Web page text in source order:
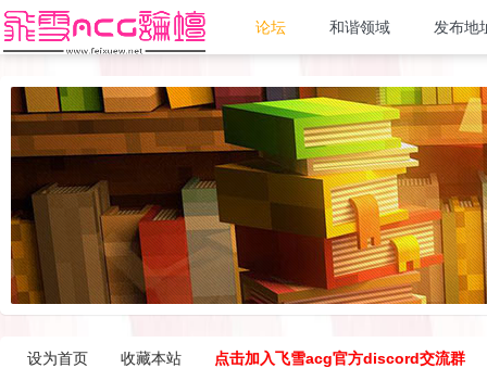
论坛 和谐领域 发布地
设为首页 收藏本站 点击加入飞雪acg官方discord交流群